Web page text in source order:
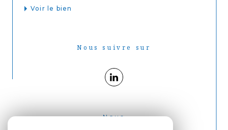
Voir le bien
Nous suivre sur
Nous